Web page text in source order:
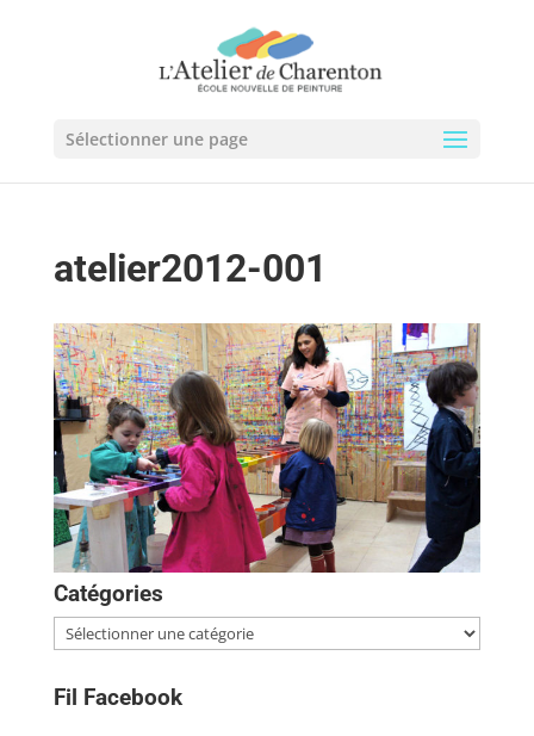
Sélectionner une page
atelier2012-001
Catégories
Catégories
Fil Facebook